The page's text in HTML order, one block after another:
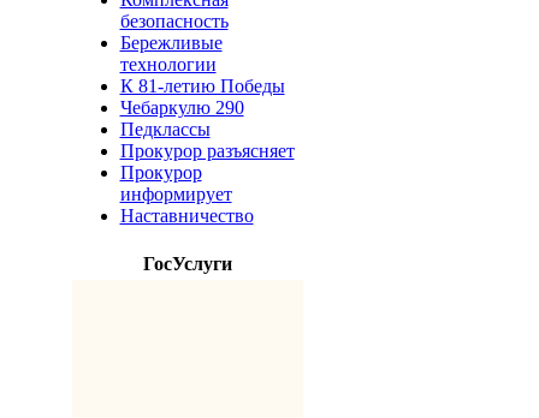
безопасность
Бережливые
технологии
К 81-летию Победы
Чебаркулю 290
Педклассы
Прокурор разъясняет
Прокурор
информирует
Наставничество
ГосУслуги